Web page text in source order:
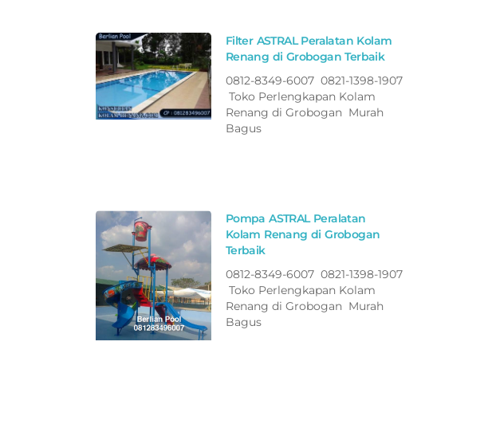
Filter ASTRAL Peralatan Kolam
Renang di Grobogan Terbaik
0812-8349-6007 0821-1398-1907
Toko Perlengkapan Kolam
Renang di Grobogan Murah
Bagus
Pompa ASTRAL Peralatan
Kolam Renang di Grobogan
Terbaik
0812-8349-6007 0821-1398-1907
Toko Perlengkapan Kolam
Renang di Grobogan Murah
Bagus